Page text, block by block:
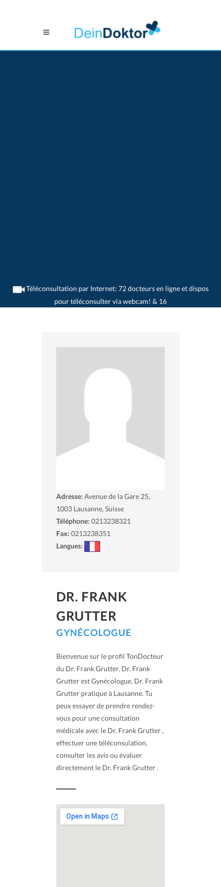
Téléconsultation par Internet: 72 docteurs en ligne et dispos
pour téléconsulter via webcam! & 16
>Gynécologues>Lausanne>Dr. Frank Grutter
Adresse: Avenue de la Gare 25,
1003 Lausanne, Suisse
Téléphone: 0213238321
Fax: 0213238351
Langues:
DR. FRANK
GRUTTER
GYNÉCOLOGUE
Bienvenue sur le profil TonDocteur
du Dr. Frank Grutter. Dr. Frank
Grutter est Gynécologue. Dr. Frank
Grutter pratique à Lausanne. Tu
peux essayer de prendre rendez-
vous pour une consultation
médicale avec le Dr. Frank Grutter ,
effectuer une téléconsulation,
consulter les avis ou évaluer
directement le Dr. Frank Grutter .